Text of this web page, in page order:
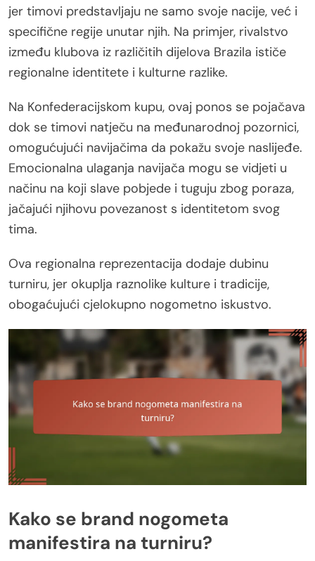
jer timovi predstavljaju ne samo svoje nacije, već i
specifične regije unutar njih. Na primjer, rivalstvo
između klubova iz različitih dijelova Brazila ističe
regionalne identitete i kulturne razlike.
Na Konfederacijskom kupu, ovaj ponos se pojačava
dok se timovi natječu na međunarodnoj pozornici,
omogućujući navijačima da pokažu svoje naslijeđe.
Emocionalna ulaganja navijača mogu se vidjeti u
načinu na koji slave pobjede i tuguju zbog poraza,
jačajući njihovu povezanost s identitetom svog
tima.
Ova regionalna reprezentacija dodaje dubinu
turniru, jer okuplja raznolike kulture i tradicije,
obogaćujući cjelokupno nogometno iskustvo.
Kako se brand nogometa
manifestira na turniru?